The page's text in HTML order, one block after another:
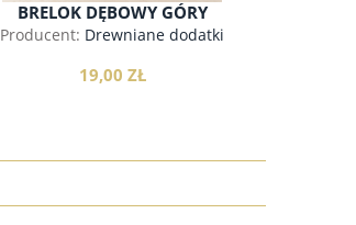
BRELOK DĘBOWY GÓRY
Producent: Drewniane dodatki
19,00 ZŁ